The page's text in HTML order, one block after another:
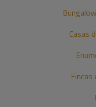
Casas
Fincas